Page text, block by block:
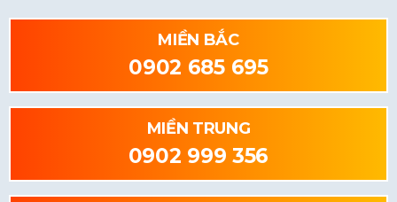
MIỀN BẮC
0902 685 695
MIỀN TRUNG
0902 999 356